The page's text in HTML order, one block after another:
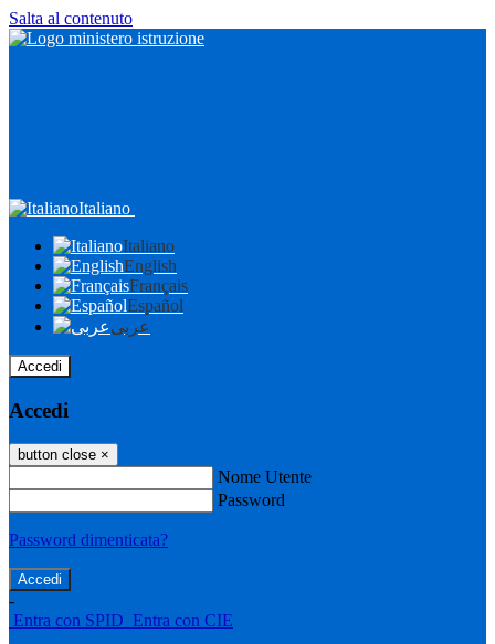
Salta al contenuto
Italiano
Italiano
English
Français
Español
عربى
Accedi
Accedi
button close ×
Nome Utente
Password
Password dimenticata?
-
Entra con SPID Entra con CIE